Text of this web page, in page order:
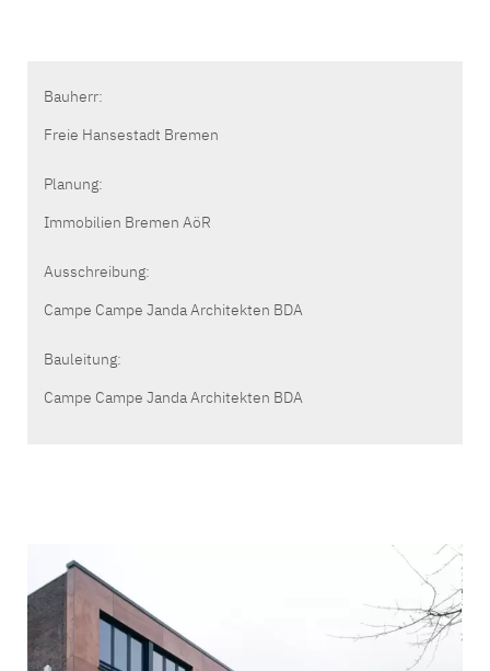
Bauherr:
Freie Hansestadt Bremen
Planung:
Immobilien Bremen AöR
Ausschreibung:
Campe Campe Janda Architekten BDA
Bauleitung:
Campe Campe Janda Architekten BDA